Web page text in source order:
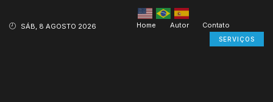
SÁB, 8 AGOSTO 2026 Home Autor Contato
SERVIÇOS